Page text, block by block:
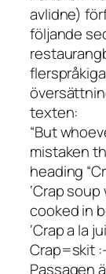
avlidne)
följande
texten:
“But
mistaken
heading
‘Crap soup
cooked in
‘Crap a la
Crap=skit
Passagen